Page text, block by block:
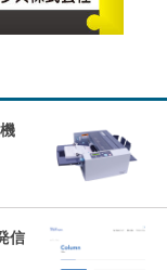
信